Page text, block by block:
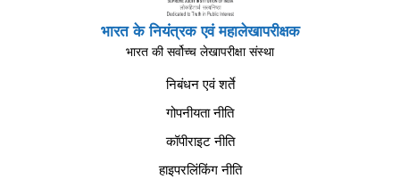
भारत के नियंत्रक एवं महालेखापरीक्षक
भारत की सर्वोच्च लेखापरीक्षा संस्था
निबंधन एवं शर्ते
गोपनीयता नीति
कॉपीराइट नीति
हाइपरलिंकिंग नीति